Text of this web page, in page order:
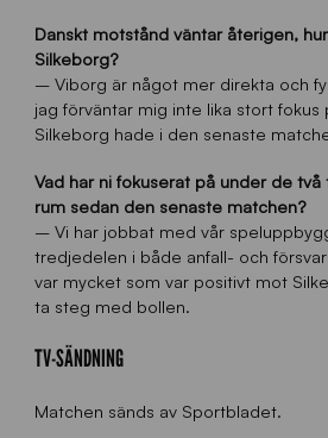
Danskt motstånd väntar återigen,
Silkeborg?
– Viborg är något mer direkta och
jag förväntar mig inte lika stort fokus
Silkeborg hade i den senaste
Vad har ni fokuserat på under de
rum sedan den senaste matchen?
– Vi har jobbat med vår
tredjedelen i både anfall- och
var mycket som var positivt mot
ta steg med bollen.
TV-SÄNDNING
Matchen sänds av Sportbladet.